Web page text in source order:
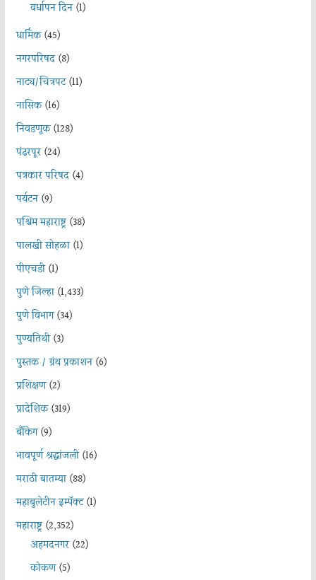
वर्धापन दिन(1)
धार्मिक(45)
नगरपरिषद(8)
नाट्य/चित्रपट(11)
नासिक(16)
निवडणूक(128)
पंढरपूर(24)
पत्रकार परिषद(4)
पर्यटन(9)
पश्चिम महाराष्ट्र(38)
पालखी सोहळा(1)
पीएचडी(1)
पुणे जिल्हा(1,433)
पुणे विभाग(34)
पुण्यतिथी(3)
पुस्तक / ग्रंथ प्रकाशन(6)
प्रशिक्षण(2)
प्रादेशिक(319)
बँकिंग(9)
भावपूर्ण श्रद्धांजली(16)
मराठी बातम्या(88)
महाबुलेटीन इम्पॅक्ट(1)
महाराष्ट्र(2,352)
अहमदनगर(22)
कोकण(5)